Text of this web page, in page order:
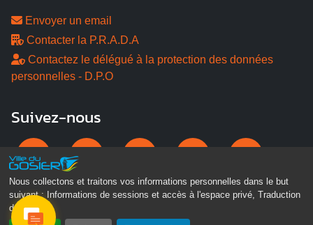
Nous collectons et traitons vos informations personnelles dans le but
suivant :
Informations de sessions et accès à l'espace privé, Traduction
des pages .
Envoyer un email
Contacter la P.R.A.D.A
Contactez le délégué à la protection des données
personnelles - D.P.O
Suivez-nous